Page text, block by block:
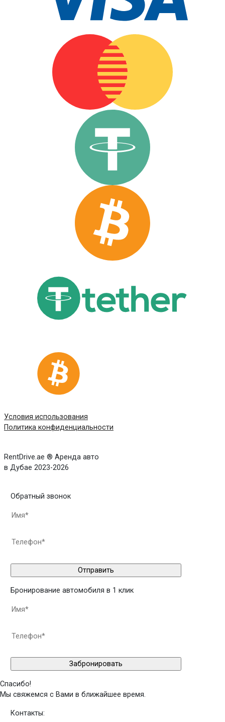
Условия использования
Политика конфиденциальности
RentDrive.ae ® Аренда авто
в Дубае 2023-2026
Обратный звонок
Бронирование автомобиля в 1 клик
Спасибо!
Мы свяжемся с Вами в ближайшее время.
Контакты: